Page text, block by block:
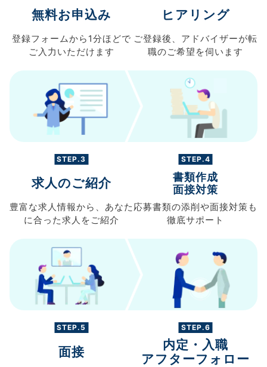
無料お申込み
登録フォームから 1分ほどで
ご入力 いただけます
ヒアリング
ご登録後、 アドバイザーが転
職のご希望を伺います
STEP.3
求人のご紹介
豊富な求人情報から、 あなた
に合った求人を ご紹介
STEP.4
書類作成
面接対策
応募書類の添削や面接対策も
徹底サポート
STEP.5
面接
STEP.6
内定・入職
アフターフォロー